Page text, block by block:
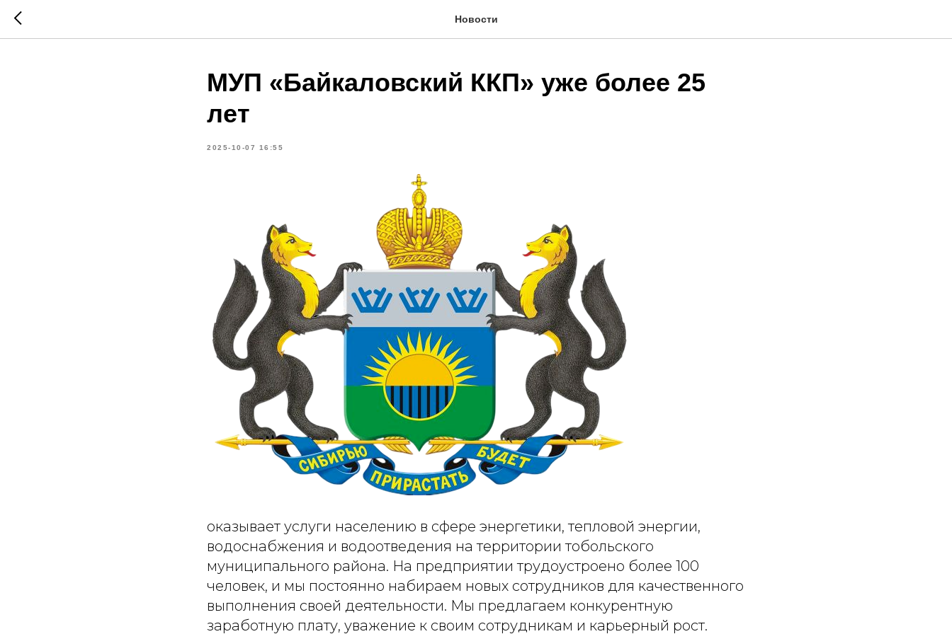
Новости
МУП «Байкаловский ККП» уже более 25
лет
2025-10-07 16:55
оказывает услуги населению в сфере энергетики, тепловой энергии,
водоснабжения и водоотведения на территории тобольского
муниципального района. На предприятии трудоустроено более 100
человек, и мы постоянно набираем новых сотрудников для качественного
выполнения своей деятельности. Мы предлагаем конкурентную
заработную плату, уважение к своим сотрудникам и карьерный рост.